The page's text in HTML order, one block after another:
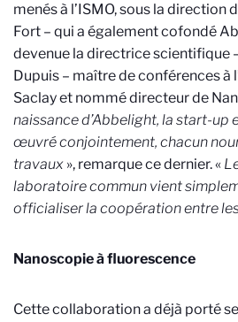
menés à l’ISMO, sous la direction
Fort – qui a également cofondé
devenue la directrice scientifique
Dupuis – maître de conférences à
Saclay et nommé directeur de
naissance d’Abbelight, la start-up
œuvré conjointement, chacun
travaux », remarque ce dernier. «
laboratoire commun vient
officialiser la coopération entre
Nanoscopie à fluorescence
Cette collaboration a déjà porté